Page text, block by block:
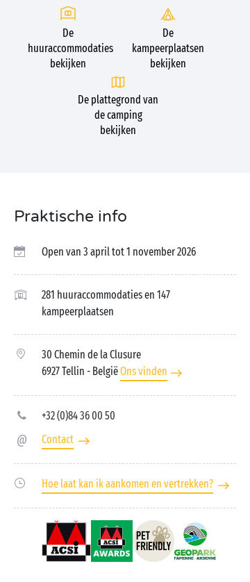
De
huuraccommodaties
bekijken
De
kampeerplaatsen
bekijken
De plattegrond van
de camping
bekijken
Praktische info
Open van 3 april tot 1 november 2026
281 huuraccommodaties en 147
kampeerplaatsen
30 Chemin de la Clusure
6927 Tellin - BelgiëOns vinden
+32 (0)84 36 00 50
Contact
Hoe laat kan ik aankomen en vertrekken?